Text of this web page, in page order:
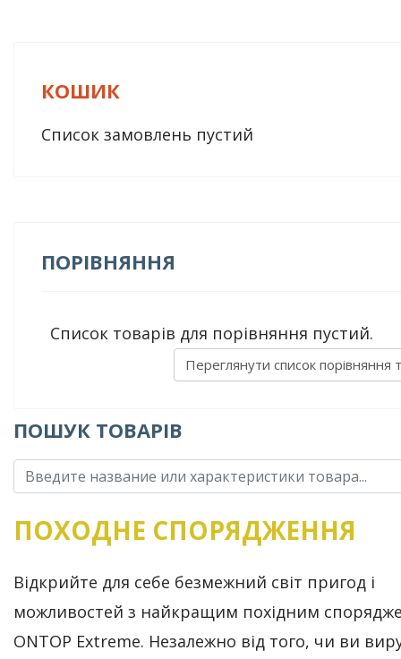
КОШИК
Список замовлень пустий
ПОРІВНЯННЯ
Список товарів для порівняння пустий.
Переглянути список порівняння
ПОШУК ТОВАРІВ
ПОХОДНЕ СПОРЯДЖЕННЯ
Відкрийте для себе безмежний світ пригод і
можливостей з найкращим похідним
ONTOP Extreme. Незалежно від того, чи ви